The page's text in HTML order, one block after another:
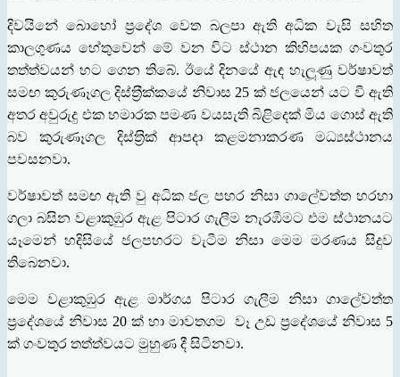
දිවයිනේ බොහෝ ප‍්‍රදේශ වෙත බලපා ඇති අධික වැසි සහිත
කාලගුණය හේතුවෙන් මේ වන විට ස්ථාන කිහිපයක ගංවතුර
තත්ත්වයන් හට ගෙන තිබේ. ඊයේ දිනයේ ඇඳ හැලූණු වර්ෂාවත්
සමඟ කුරුණෑගල දිස්ත‍්‍රීක්කයේ නිවාස 25 ක් ජලයෙන් යට වී ඇති
අතරඅවුරුදු එකහමාරකපමණ වයසැතිබිළිදෙක් මිය ගොස්ඇති
බව
කුරුණෑගල දිස්ත‍්‍රික් ආපදා කළමනාකරණ මධ්‍යස්ථානය
පවසනවා.
වර්ෂාවත් සමඟ ඇති වු අධික ජල පහර නිසා ගාලේවත්ත හරහා
ගලා බසින වළාකුඹුර ඇළ පිටාර ගැලීම නැරඹීමට එම ස්ථානයට
යෑමෙන් හදිසියේ ජලපහරට වැටීම නිසා මෙම මරණය සිදුව
තිබෙනවා.
මෙම වළාකුඹුර ඇළ මාර්ගය පිටාර ගැලීම නිසා ගාලේවත්ත
ප‍්‍රදේශයේ නිවාස 20 ක් හා මාවතගම වෑ උඩ ප‍්‍රදේශයේ නිවාස 5
ක්ගංවතුරතත්ත්වයට මුහුණදීසිටිනවා.